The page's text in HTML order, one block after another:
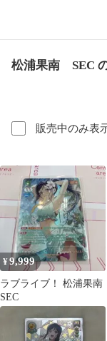
松浦果南 SEC
販売中のみ表
¥9,999
ラブライブ！ 松浦果南
SEC